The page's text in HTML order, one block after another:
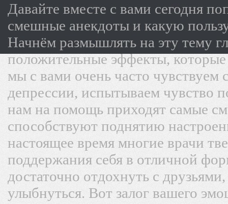
Давайте вместе с вами сегодня
смешные анекдоты и какую
Начнём размышлять на эту тему
положительные эффекты,
мы с вами очень часто чувствуем
депрессии, испытываем чувство
нам на помощь приходят самые
способствуют поднятию
настоящее время многие врачи
поддержания себя в отличной
достаточно отдохнуть с
улыбнуться. Вот залог вашего